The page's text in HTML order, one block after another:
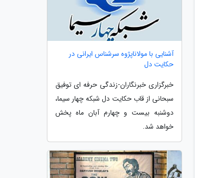
آشنایی با مولاناپژوه سرشناس ایرانی در
حکایت دل
خبرگزاری خبرنگاران-زندگی حرفه ای توفیق
سبحانی از قاب حکایت دل شبکه چهار سیما،
دوشنبه بیست و چهارم آبان ماه پخش
خواهد شد.